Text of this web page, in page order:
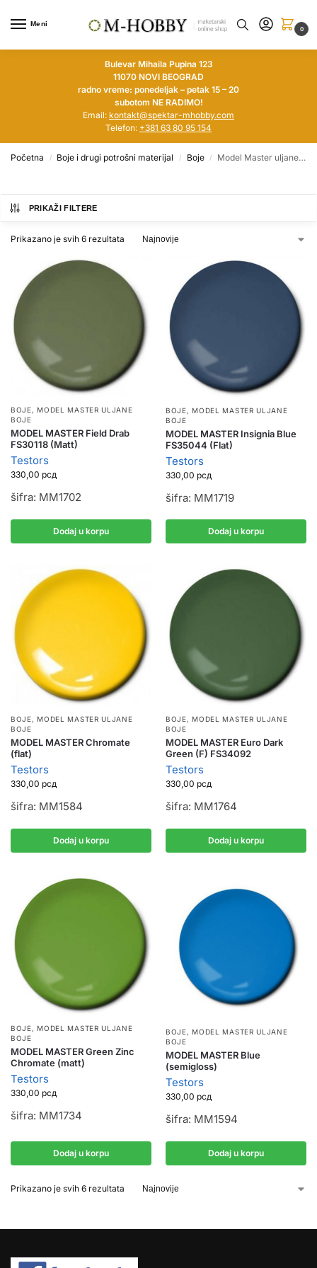
Meni
0
Bulevar Mihaila Pupina 123
11070 NOVI BEOGRAD
radno vreme: ponedeljak – petak 15 – 20
subotom NE RADIMO!
Email: kontakt@spektar-mhobby.com
Telefon: +381 63 80 95 154
Početna / Boje i drugi potrošni materijal / Boje / Model Master uljane boje
PRIKAŽI FILTERE
Prikazano je svih 6 rezultata
BOJE,MODEL MASTER ULJANE
BOJE
MODEL MASTER Field Drab
FS30118 (Matt)
Testors
330,00 рсд
šifra: MM1702
Dodaj u korpu
BOJE,MODEL MASTER ULJANE
BOJE
MODEL MASTER Insignia Blue
FS35044 (Flat)
Testors
330,00 рсд
šifra: MM1719
Dodaj u korpu
BOJE, MODEL MASTER ULJANE
BOJE
MODEL MASTER Chromate
(flat)
Testors
330,00 рсд
šifra: MM1584
Dodaj u korpu
BOJE, MODEL MASTER ULJANE
BOJE
MODEL MASTER Euro Dark
Green (F) FS34092
Testors
330,00 рсд
šifra: MM1764
Dodaj u korpu
BOJE,MODEL MASTER ULJANE
BOJE
MODEL MASTER Green Zinc
Chromate (matt)
Testors
330,00 рсд
šifra: MM1734
Dodaj u korpu
BOJE, MODEL MASTER ULJANE
BOJE
MODEL MASTER Blue
(semigloss)
Testors
330,00 рсд
šifra: MM1594
Dodaj u korpu
Prikazano je svih 6 rezultata